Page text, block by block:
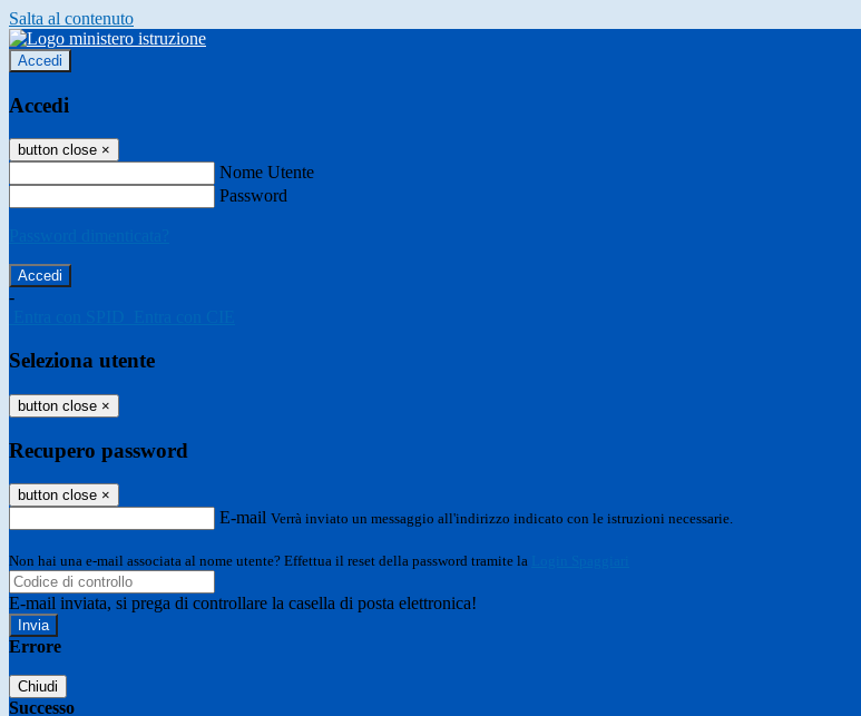
Salta al contenuto
Accedi
Accedi
button close ×
Nome Utente
Password
-
Seleziona utente
button close ×
Recupero password
button close ×
E-mail Verrà inviato un messaggio all'indirizzo indicato con le istruzioni necessarie.
Non hai una e-mail associata al nome utente? Effettua il reset della password tramite la
E-mail inviata, si prega di controllare la casella di posta elettronica!
Errore
Chiudi
Successo